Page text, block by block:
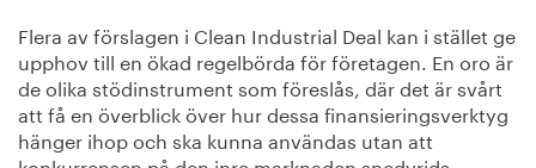
Flera av förslagen i Clean Industrial Deal kan i stället ge
upphov till en ökad regelbörda för företagen. En oro är
de olika stödinstrument som föreslås, där det är svårt
att få en överblick över hur dessa finansieringsverktyg
hänger ihop och ska kunna användas utan att